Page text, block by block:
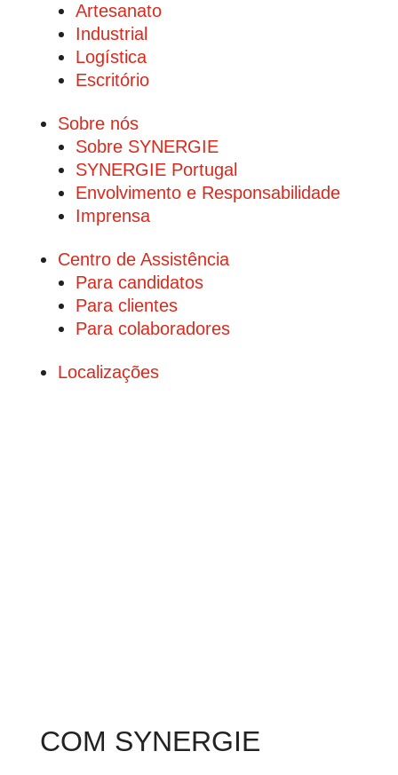
Artesanato
Industrial
Logística
Escritório
Sobre nós
Sobre SYNERGIE
SYNERGIE Portugal
Envolvimento e Responsabilidade
Imprensa
Centro de Assistência
Para candidatos
Para clientes
Para colaboradores
Localizações
COM SYNERGIE